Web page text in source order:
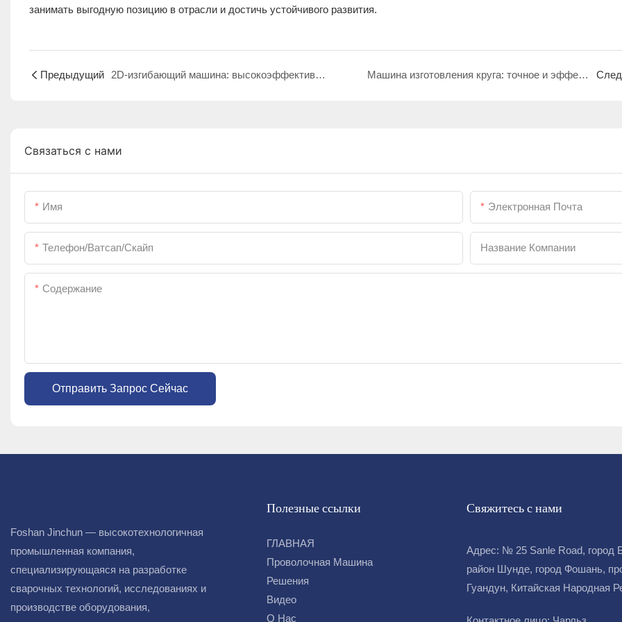
занимать выгодную позицию в отрасли и достичь устойчивого развития.
Предыдущий 2D-изгибающий машина: высокоэффективное оборудование для основного оборудования для производства железного цветочного горшка, установленного на стене, Машина изготовления круга: точное и эффективное основное оборудование в баскетбольном обруче производства
Связаться с нами
Имя Электронная Почта
Телефон/ватсап/скайп Название Компании
Содержание
Отправить Запрос Сейчас
Foshan Jinchun — высокотехнологичная
промышленная компания,
специализирующаяся на разработке
сварочных технологий, исследованиях и
производстве оборудования,
Полезные ссылки
ГЛАВНАЯ
Проволочная Машина
Решения
Видео
О Нас
Свяжитесь с нами
Адрес: № 25 Sanle Road, город
район Шунде, город Фошань,
Гуандун, Китайская Народная